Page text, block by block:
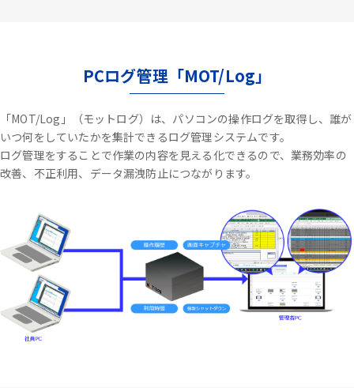
PCログ管理「MOT/Log」
「MOT/Log」（モットログ）は、パソコンの操作ログを取得し、誰が
いつ何をしていたかを集計できるログ管理システムです。
ログ管理をすることで作業の内容を見える化できるので、業務効率の
改善、不正利用、データ漏洩防止につながります。